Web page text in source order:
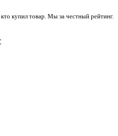
купил товар. Мы за честный рейтинг.